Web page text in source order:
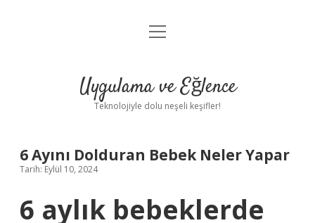
Anasayfa
Yasal Uyarı
menüyü
Uygulama ve Eğlence
Teknolojiyle dolu neşeli keşifler!
6 Ayını Dolduran Bebek Neler Yapar
Tarih: Eylül 10, 2024
6 aylık bebeklerde